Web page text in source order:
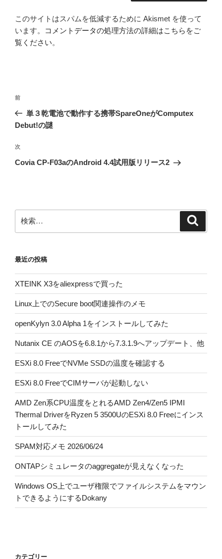
このサイトはスパムを低減するために Akismet を使って
います。
コメントデータの処理方法の詳細はこちらをご
覧ください。
投
ナ
ゲ
ー
前
の
投
前
単３乾電池で動作する携帯SpareOneがComputex
Debut!の謎
次
の
次
Covia CP-F03aのAndroid 4.4試用版リリース2
索:
最近の投稿
XTEINK X3をaliexpressで買った
Linux上でのSecure boot関連操作のメモ
openKylyn 3.0 Alpha 1をインストールしてみた
Nutanix CE のAOSを6.8.1から7.3.1.9へアップデート、他
ESXi 8.0 FreeでNVMe SSDの温度を確認する
ESXi 8.0 FreeでCIMサーバが起動しない
AMD Zen系CPU温度をとれるAMD Zen4/Zen5 IPMI
Thermal DriverをRyzen 5 3500UのESXi 8.0 Freeにインス
トールしてみた
SPAM対応メモ 2026/06/24
ONTAPシミュレータのaggregateが見えなくなった
Windows OS上でユーザ権限でファイルシステムをマウン
トできるようにするDokany
カテゴリー